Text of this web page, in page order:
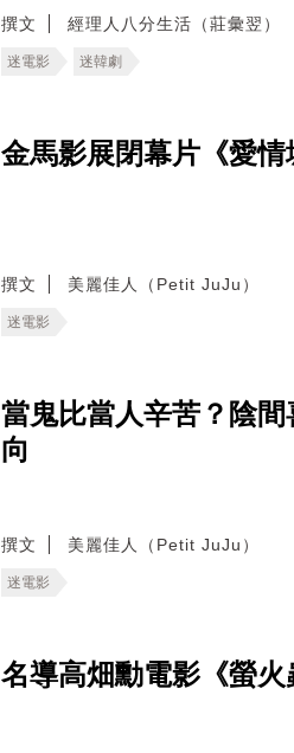
撰文 經理人八分生活（莊彙翌）
迷電影 迷韓劇
金馬影展閉幕片《愛
撰文 美麗佳人（Petit JuJu）
迷電影
當鬼比當人辛苦？陰
向
撰文 美麗佳人（Petit JuJu）
迷電影
名導高畑勳電影《螢